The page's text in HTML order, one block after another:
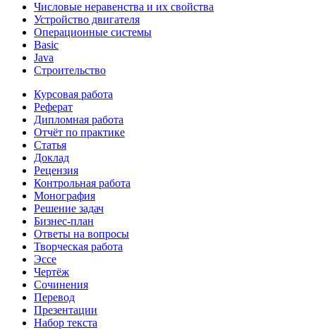
Числовые неравенства и их свойства
Устройство двигателя
Операционные системы
Basic
Java
Строительство
Курсовая работа
Реферат
Дипломная работа
Отчёт по практике
Статья
Доклад
Рецензия
Контрольная работа
Монография
Решение задач
Бизнес-план
Ответы на вопросы
Творческая работа
Эссе
Чертёж
Сочинения
Перевод
Презентации
Набор текста